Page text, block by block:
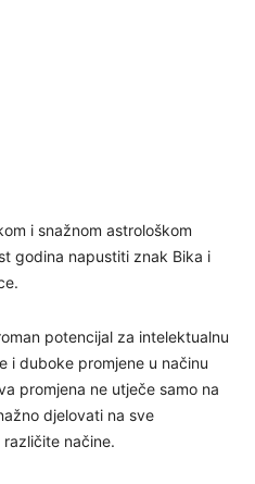
i snažnom astrološkom
godina napustiti znak Bika i
potencijal za intelektualnu
i duboke promjene u načinu
promjena ne utječe samo na
djelovati na sve
načine.